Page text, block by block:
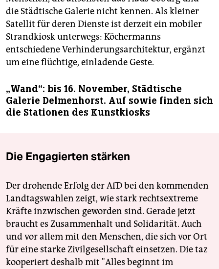
die Städtische Galerie nicht kennen. Als kleiner
Satellit für deren Dienste ist derzeit ein mobiler
Strandkiosk unterwegs: Köchermanns
entschiedene Verhinderungsarchitektur, ergänzt
um eine flüchtige, einladende Geste.
„Wand“: bis 16. November, Städtische
Galerie Delmenhorst. Auf sowie finden sich
die Stationen des Kunstkiosks
Die Engagierten stärken
Der drohende Erfolg der AfD bei den kommenden
Landtagswahlen zeigt, wie stark rechtsextreme
Kräfte inzwischen geworden sind. Gerade jetzt
braucht es Zusammenhalt und Solidarität. Auch
und vor allem mit den Menschen, die sich vor Ort
für eine starke Zivilgesellschaft einsetzen. Die taz
kooperiert deshalb mit "Alles beginnt im